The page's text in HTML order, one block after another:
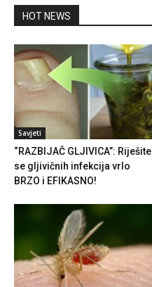
HOT NEWS
Savjeti
“RAZBIJAČ GLJIVICA”: Riješite
se gljivičnih infekcija vrlo
BRZO i EFIKASNO!